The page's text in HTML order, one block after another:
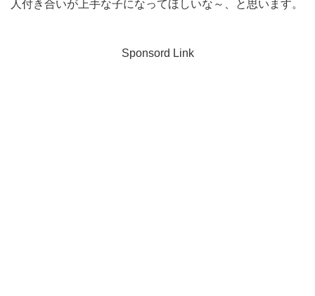
人付き合いが上手な子になってほしいな～、と思います。
Sponsord Link